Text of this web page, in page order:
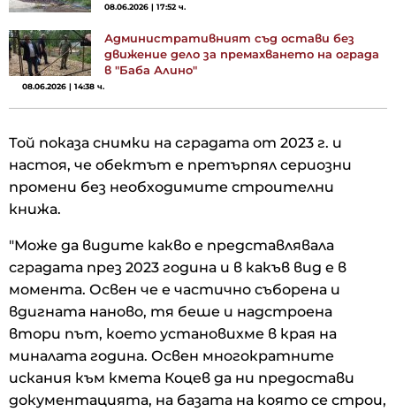
08.06.2026 | 17:52 ч.
Административният съд остави без
движение дело за премахването на ограда
в "Баба Алино"
08.06.2026 | 14:38 ч.
Той показа снимки на сградата от 2023 г. и
настоя, че обектът е претърпял сериозни
промени без необходимите строителни
книжа.
"Може да видите какво е представлявала
сградата през 2023 година и в какъв вид е в
момента. Освен че е частично съборена и
вдигната наново, тя беше и надстроена
втори път, което установихме в края на
миналата година. Освен многократните
искания към кмета Коцев да ни предостави
документацията, на базата на която се строи,